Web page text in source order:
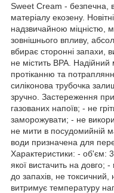
Sweet Cream - безпечна,
матеріалу екозену.
надзвичайною міцністю,
зовнішнього впливу,
вбирає сторонні запахи,
не містить BPA. Надійний
протіканню та
силіконова трубочка
зручно. Застереження
газованих напоїв; - не
заморожувати; - не
не мити в посудомийній
води призначена для
Характеристики: - об'єм:
якої вистачить на довго;
до запахів, не токсичний,
витримує температуру